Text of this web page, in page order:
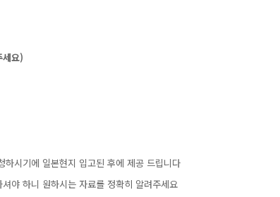
요)
시기에일본현지입고된후에제공드립니다
야하니원하시는자료를정확히알려주세요